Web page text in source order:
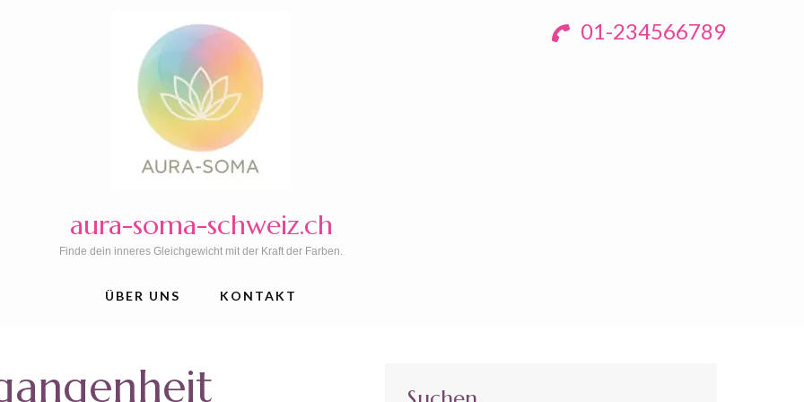
01-234566789
aura-soma-schweiz.ch
Finde dein inneres Gleichgewicht mit der Kraft der Farben.
ÜBER UNS KONTAKT